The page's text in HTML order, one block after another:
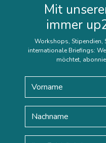
Mit
immer
Workshops, Stipendien,
internationale Briefings:
möchtet,